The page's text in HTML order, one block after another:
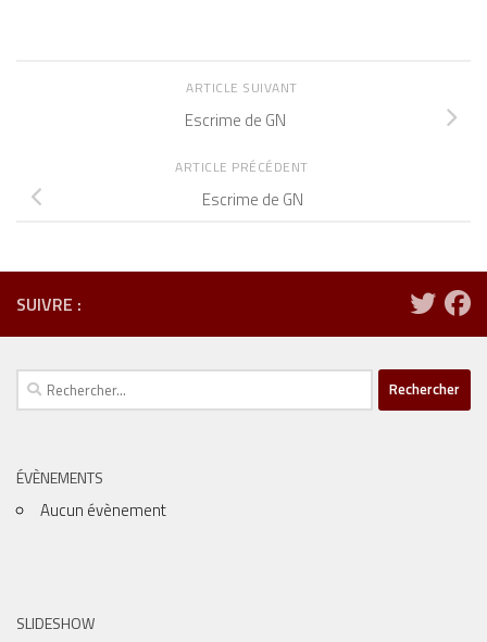
ARTICLE SUIVANT
Escrime de GN
ARTICLE PRÉCÉDENT
Escrime de GN
SUIVRE :
Rechercher :
ÉVÈNEMENTS
Aucun évènement
SLIDESHOW